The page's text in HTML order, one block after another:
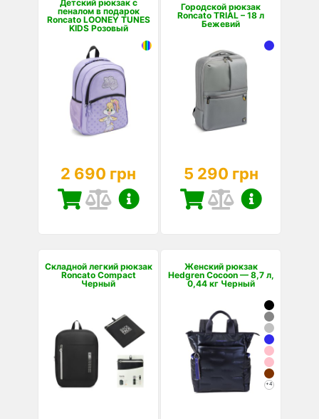
Детский рюкзак с
пеналом в подарок
Roncato LOONEY TUNES
KIDS Розовый
2 690 грн
Городской рюкзак
Roncato TRIAL – 18 л
Бежевий
5 290 грн
Складной легкий рюкзак
Roncato Compact
Черный
Женский рюкзак
Hedgren Cocoon — 8,7 л,
0,44 кг Черный
+4